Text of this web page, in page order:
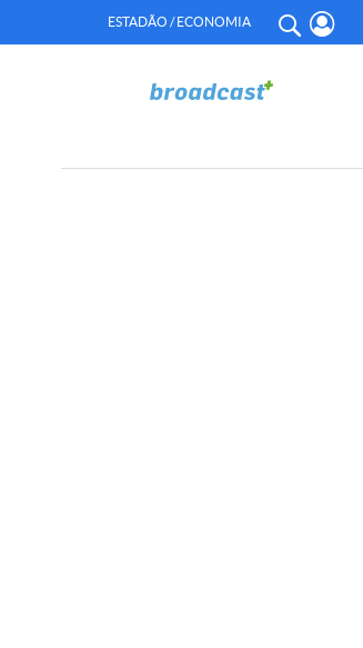
ESTADÃO / ECONOMIA